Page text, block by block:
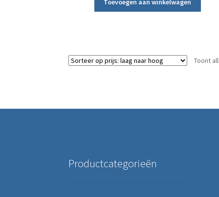
Toevoegen aan winkelwagen
Toont
Productcategorieën